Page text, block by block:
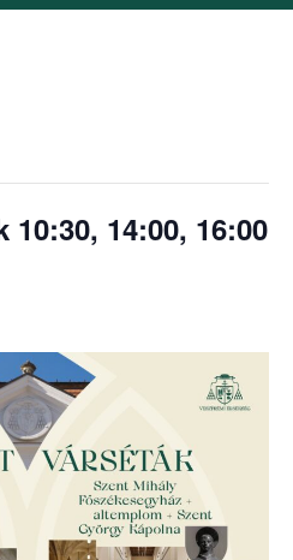
10:30, 14:00, 16:00